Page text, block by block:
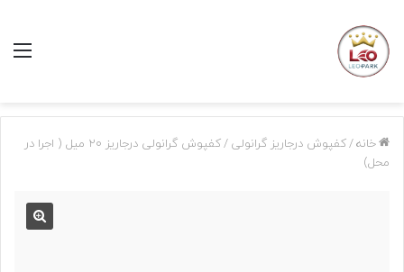
خانه/کفپوش درجاریز گرانولی /
کفپوش گرانولی درجاریز 20 میل ( اجرا در
محل)